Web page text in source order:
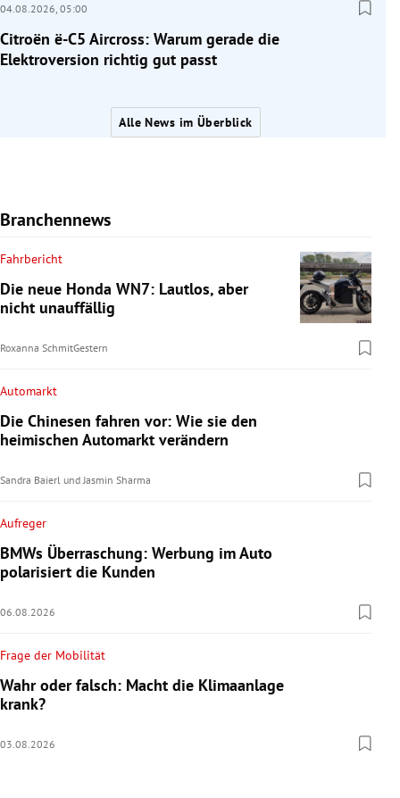
04.08.2026, 05:00
Citroën ë-C5 Aircross: Warum gerade die
Elektroversion richtig gut passt
Alle News im Überblick
Branchennews
Fahrbericht
Die neue Honda WN7: Lautlos, aber
nicht unauffällig
Roxanna SchmitGestern
Automarkt
Die Chinesen fahren vor: Wie sie den
heimischen Automarkt verändern
Sandra Baierl undJasmin Sharma
Aufreger
BMWs Überraschung: Werbung im Auto
polarisiert die Kunden
06.08.2026
Frage der Mobilität
Wahr oder falsch: Macht die Klimaanlage
krank?
03.08.2026